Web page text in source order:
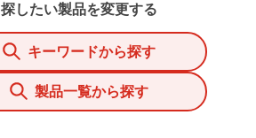
探したい製品を変更する
キーワードから探す
製品一覧から探す